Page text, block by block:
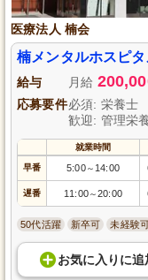
医療法人 楠会
楠メンタルホスピ
給与 月給
応募要件必須: 栄養士
歓迎: 管理栄
就業時間
早番 5:00～ 14:00
遅番 11:00～20:00
50代活躍 新卒可 未経験
お気に入り に追